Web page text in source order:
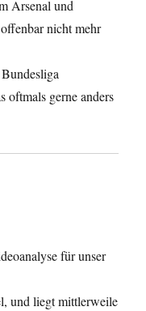
Arsenal und
nicht mehr
oftmals gerne anders
für unser
und liegt mittlerweile